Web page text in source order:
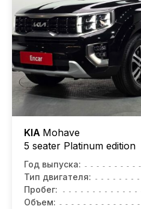
KIA Mohave
5 seater Platinum edition
Год выпуска:
Тип двигателя:
Пробег:
Объем: